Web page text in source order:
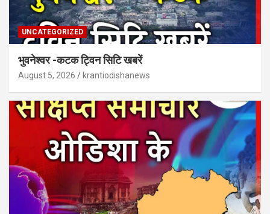
UNCATEGORIZED
भुवनेश्वर -कटक ट्विन सिटि खबरें
August 5, 2026 krantiodishanews